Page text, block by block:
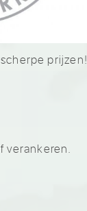
prijzen!
verankeren.